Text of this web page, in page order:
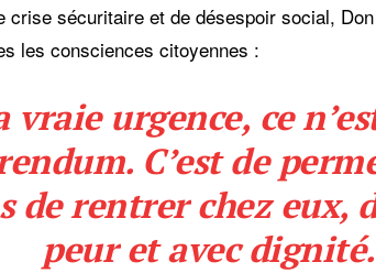
crise sécuritaire et de désespoir social,
les consciences citoyennes :
vraie urgence, ce
C’est de
de rentrer chez eux,
peur et avec